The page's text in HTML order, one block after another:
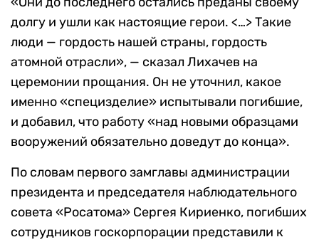
долгу и ушли как настоящие герои. <…> Такие
люди — гордость нашей страны, гордость
атомной отрасли», — сказал Лихачев на
церемонии прощания. Он не уточнил, какое
именно «специзделие» испытывали погибшие,
и добавил, что работу «над новыми образцами
вооружений обязательно доведут до конца».
По словам первого замглавы администрации
президента и председателя наблюдательного
совета «Росатома» Сергея Кириенко, погибших
сотрудников госкорпорации представили к